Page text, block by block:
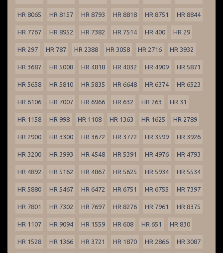
HR 8065 HR 8157 HR 8793 HR 8818 HR 8751 HR 8844
HR 7767 HR 8952 HR 7382 HR 7514 HR 400 HR 29
HR 297 HR 787 HR 2388 HR 3058 HR 2716 HR 3932
HR 3687 HR 5008 HR 4818 HR 4032 HR 4909 HR 5871
HR 5658 HR 5810 HR 5835 HR 6648 HR 6374 HR 6523
HR 6106 HR 7007 HR 6966 HR 632 HR 263 HR 31
HR 1158 HR 998 HR 1108 HR 1363 HR 1625 HR 2789
HR 2900 HR 3300 HR 3672 HR 3772 HR 3599 HR 3926
HR 3200 HR 3993 HR 4548 HR 5391 HR 4976 HR 4793
HR 4892 HR 5162 HR 4867 HR 5625 HR 5934 HR 5534
HR 5880 HR 5467 HR 6472 HR 6751 HR 6755 HR 7397
HR 7801 HR 7302 HR 7697 HR 8276 HR 7961 HR 8375
HR 1107 HR 9094 HR 1559 HR 608 HR 651 HR 830
HR 1528 HR 1366 HR 3721 HR 1870 HR 2866 HR 3087